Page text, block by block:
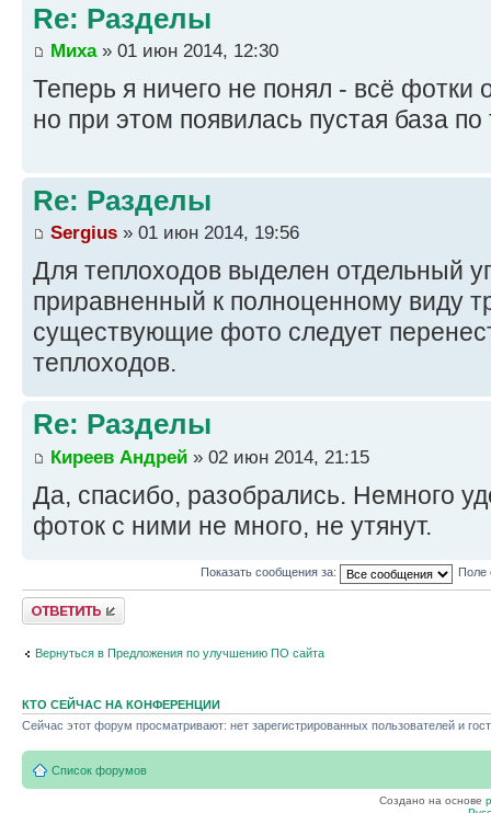
Re: Разделы
Миха» 01 июн 2014, 12:30
Теперь я ничего не понял - всё фотки
но при этом появилась пустая база
Re: Разделы
Sergius » 01 июн 2014, 19:56
Для теплоходов выделен отдельный
приравненный к полноценному виду
существующие фото следует
теплоходов.
Re: Разделы
Киреев Андрей » 02 июн 2014, 21:15
Да, спасибо, разобрались. Немного
фоток с ними не много, не утянут.
Показать сообщения за: Поле
Ответить
Вернуться в Предложения по улучшению ПО сайта
КТО СЕЙЧАС НА КОНФЕРЕНЦИИ
Сейчас этот форум просматривают: нет зарегистрированных пользователей и
Список форумов
Создано на основе